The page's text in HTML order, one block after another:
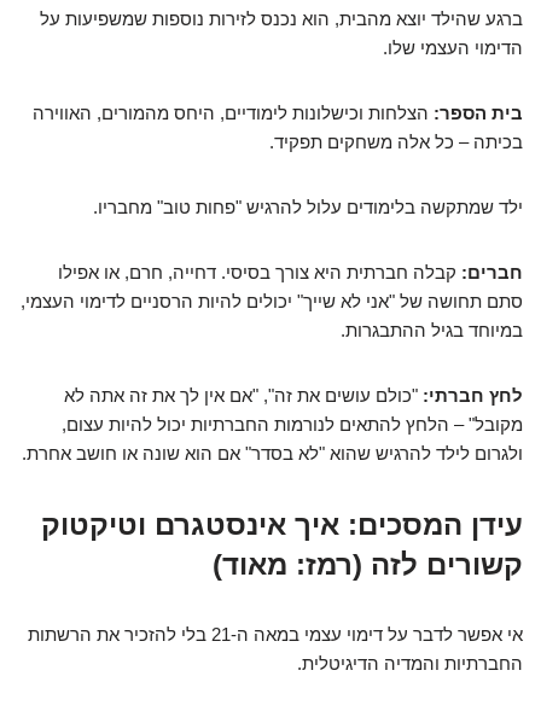
ברגע שהילד יוצא מהבית, הוא נכנס לזירות נוספות שמשפיעות על
הדימוי העצמי שלו.
בית הספר: הצלחות וכישלונות לימודיים, היחס מהמורים, האווירה
בכיתה – כל אלה משחקים תפקיד.
ילד שמתקשה בלימודים עלול להרגיש "פחות טוב" מחבריו.
חברים: קבלה חברתית היא צורך בסיסי. דחייה, חרם, או אפילו
סתם תחושה של "אני לא שייך" יכולים להיות הרסניים לדימוי העצמי,
במיוחד בגיל ההתבגרות.
לחץ חברתי: "כולם עושים את זה", "אם אין לך את זה אתה לא
מקובל" – הלחץ להתאים לנורמות החברתיות יכול להיות עצום,
ולגרום לילד להרגיש שהוא "לא בסדר" אם הוא שונה או חושב אחרת.
עידן המסכים: איך אינסטגרם וטיקטוק
קשורים לזה (רמז: מאוד)
אי אפשר לדבר על דימוי עצמי במאה ה-21 בלי להזכיר את הרשתות
החברתיות והמדיה הדיגיטלית.